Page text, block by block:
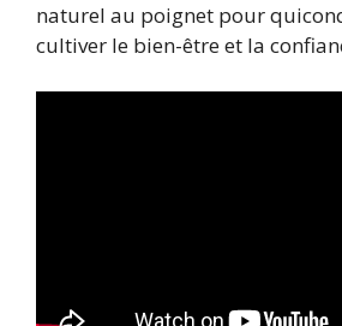
naturel au poignet pour
cultiver le bien-être et la